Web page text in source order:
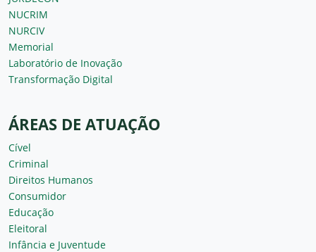
NUCRIM
NURCIV
Memorial
Laboratório de Inovação
Transformação Digital
ÁREAS DE ATUAÇÃO
Cível
Criminal
Direitos Humanos
Consumidor
Educação
Eleitoral
Infância e Juventude